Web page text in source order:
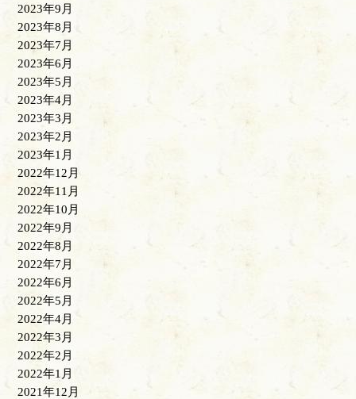
2023年9月
2023年8月
2023年7月
2023年6月
2023年5月
2023年4月
2023年3月
2023年2月
2023年1月
2022年12月
2022年11月
2022年10月
2022年9月
2022年8月
2022年7月
2022年6月
2022年5月
2022年4月
2022年3月
2022年2月
2022年1月
2021年12月